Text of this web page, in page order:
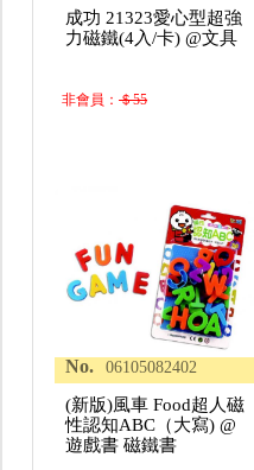
成功 21323愛心型超強
力磁鐵(4入/卡) @文具
非會員：＄55
No. 06105082402
(新版)風車 Food超人磁
性認知ABC（大寫) @
遊戲書 磁鐵書